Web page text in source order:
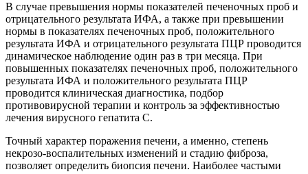
В случае превышения нормы показателей печеночных проб и
отрицательного результата ИФА, а также при превышении
нормы в показателях печеночных проб, положительного
результата ИФА и отрицательного результата ПЦР проводится
динамическое наблюдение один раз в три месяца. При
повышенных показателях печеночных проб, положительного
результата ИФА и положительного результата ПЦР
проводится клиническая диагностика, подбор
противовирусной терапии и контроль за эффективностью
лечения вирусного гепатита С.
Точный характер поражения печени, а именно, степень
некрозо-воспалительных изменений и стадию фиброза,
позволяет определить биопсия печени. Наиболее частыми